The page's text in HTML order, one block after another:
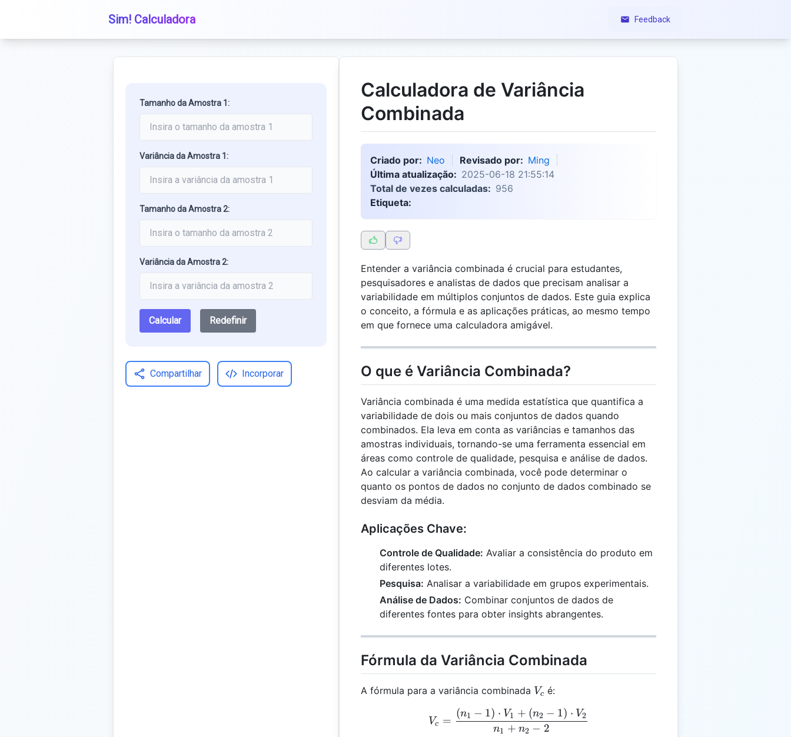
Sim! Calculadora Feedback
Tamanho da Amostra 1:
Variância da Amostra 1:
Tamanho da Amostra 2:
Variância da Amostra 2:
Calcular Redefinir
Compartilhar Incorporar
Calculadora de Variância
Combinada
Criado por: Neo Revisado por: Ming
Última atualização: 2025-06-18 21:55:14
Total de vezes calculadas: 956
Etiqueta:
Entender a variância combinada é crucial para estudantes,
pesquisadores e analistas de dados que precisam analisar a
variabilidade em múltiplos conjuntos de dados. Este guia explica
o conceito, a fórmula e as aplicações práticas, ao mesmo tempo
em que fornece uma calculadora amigável.
O que é Variância Combinada?
Variância combinada é uma medida estatística que quantifica a
variabilidade de dois ou mais conjuntos de dados quando
combinados. Ela leva em conta as variâncias e tamanhos das
amostras individuais, tornando-se uma ferramenta essencial em
áreas como controle de qualidade, pesquisa e análise de dados.
Ao calcular a variância combinada, você pode determinar o
quanto os pontos de dados no conjunto de dados combinado se
desviam da média.
Aplicações Chave:
Controle de Qualidade: Avaliar a consistência do produto em
diferentes lotes.
Pesquisa: Analisar a variabilidade em grupos experimentais.
Análise de Dados: Combinar conjuntos de dados de
diferentes fontes para obter insights abrangentes.
Fórmula da Variância Combinada
A fórmula para a variância combinada V_c
Vc é:
V_c = \frac{(n_1 - 1) \cdot V_1 + (n_2 - 1) \cdot
Vc =
n1 + n2 − 2
(n1 − 1) ⋅ V1 + (n2 − 1) ⋅ V2